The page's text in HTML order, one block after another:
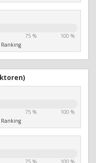
75 %
100 %
Ranking
75 %
100 %
Ranking